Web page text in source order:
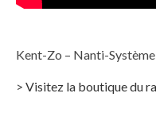
Kent-Zo – Nanti-
> Visitez la boutique du